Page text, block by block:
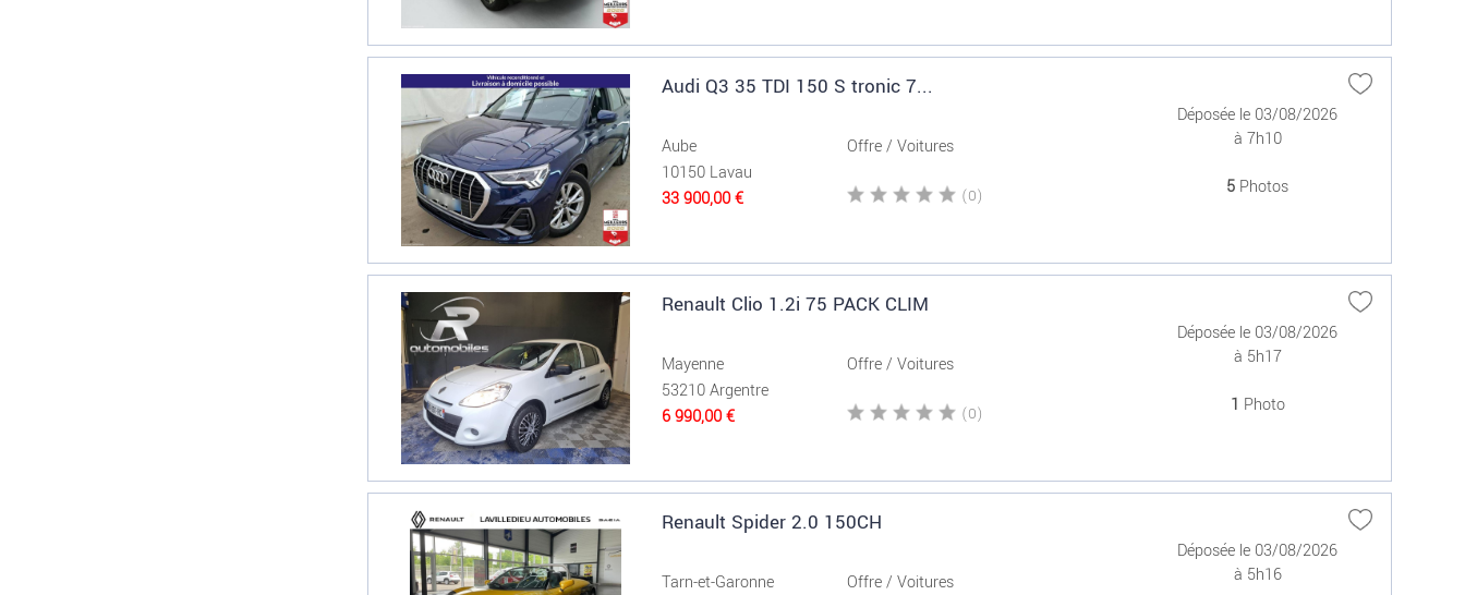
Audi Q3 35 TDI 150 S tronic 7...
Aube
10150 Lavau
33 900,00 €
Offre / Voitures
(0)
Déposée le 03/08/2026
à 7h10
5 Photos
Renault Clio 1.2i 75 PACK CLIM
Mayenne
53210 Argentre
6 990,00 €
Offre / Voitures
(0)
Déposée le 03/08/2026
à 5h17
1 Photo
Renault Spider 2.0 150CH
Tarn-et-Garonne
Offre / Voitures
Déposée le 03/08/2026
à 5h16